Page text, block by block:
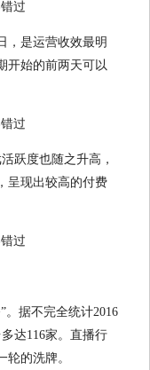
，是运营收效最明
开始的前两天可以
跃度也随之升高，
呈现出较高的付费
。据不完全统计2016
达116家。直播行
的洗牌。